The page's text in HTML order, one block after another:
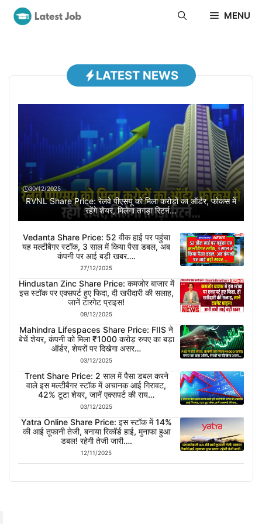
Skip
MENU
LATEST NEWS
30/12/2025
RVNL Share Price: रेलवे पीएसयू को मिला करोड़ों का ऑर्डर, फोकस में
रहेंगे शेयर, मिलेगा तगड़ा रिटर्न…
Vedanta Share Price: 52 वीक हाई पर पहुंचा
यह मल्टीबैगर स्टॉक, 3 साल में किया पैसा डबल, अब
कंपनी पर आई बड़ी खबर….
27/12/2025
Hindustan Zinc Share Price: कमजोर बाजार में
इस स्टॉक पर एक्सपर्ट हुए फिदा, दी खरीदारी की सलाह,
जानें टारगेट प्राइस!
09/12/2025
Mahindra Lifespaces Share Price: FIIS ने
बेचें शेयर, कंपनी को मिला ₹1000 करोड़ रुपए का बड़ा
ऑर्डर, शेयरों पर दिखेगा असर…
03/12/2025
Trent Share Price: 2 साल में पैसा डबल करने
वाले इस मल्टीबैगर स्टॉक में अचानक आई गिरावट,
42% टूटा शेयर, जानें एक्सपर्ट की राय…
03/12/2025
Yatra Online Share Price: इस स्टॉक में 14%
की आई तूफानी तेजी, बनाया रिकॉर्ड हाई, मुनाफा हुआ
डबल! रहेगी तेजी जारी….
12/11/2025